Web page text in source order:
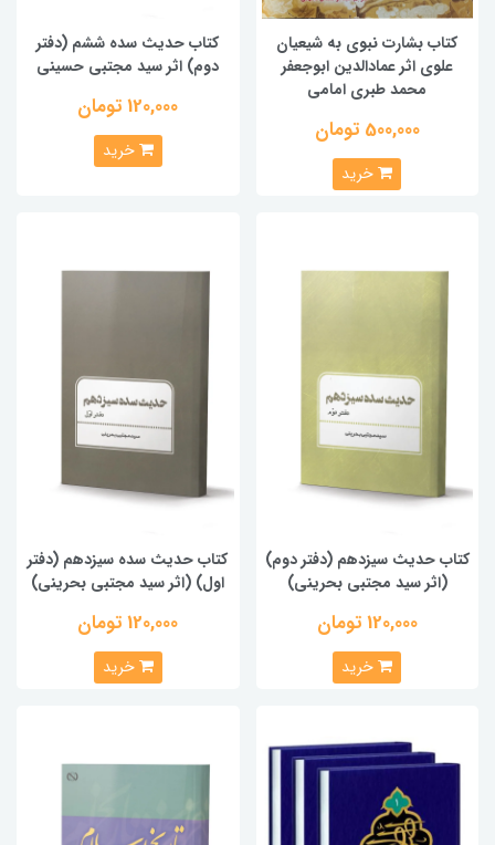
کتاب بشارت نبوی به شیعیان
علوی اثر عمادالدین ابوجعفر
محمد طبری امامی
500,000 تومان
خرید
کتاب حدیث سده ششم (دفتر
دوم) اثر سید مجتبی حسینی
120,000 تومان
خرید
کتاب حدیث سیزدهم (دفتر دوم)
(اثر سید مجتبی بحرینی)
120,000 تومان
خرید
کتاب حدیث سده سیزدهم (دفتر
اول) (اثر سید مجتبی بحرینی)
120,000 تومان
خرید